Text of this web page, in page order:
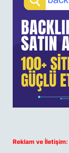
Reklam ve İletişim: